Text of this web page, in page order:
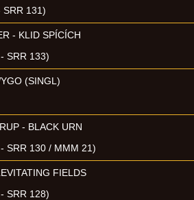
SRR 131)
- KLID SPÍCÍCH
SRR 133)
(SINGL)
- BLACK URN
SRR 130 / MMM 21)
FIELDS
SRR 128)